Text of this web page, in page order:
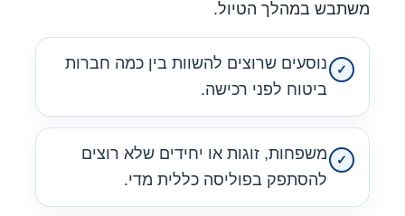
משתבש במהלך הטיול.
נוסעים שרוצים להשוות בין כמה חברות
ביטוח לפני רכישה.
משפחות, זוגות או יחידים שלא רוצים
להסתפק בפוליסה כללית מדי.